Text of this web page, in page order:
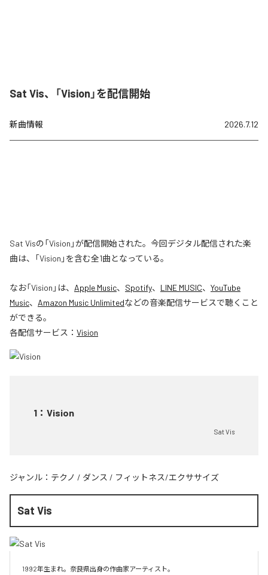
Sat Vis、「Vision」を配信開始
新曲情報 2026.7.12
Sat Visの「Vision」が配信開始された。今回デジタル配信された楽
曲は、「Vision」を含む全1曲となっている。
なお「Vision 」は、 Apple Music、 Spotify、 LINE MUSIC、 YouTube
Music、 Amazon Music Unlimitedなどの音楽配信サービスで聴くこと
ができる。
各配信サービス： Vision
1 ： Vision
Sat Vis
ジャンル： テクノ / ダンス / フィットネス/エクササイズ
Sat Vis
1992年生まれ。奈良県出身の作曲家アーティスト。